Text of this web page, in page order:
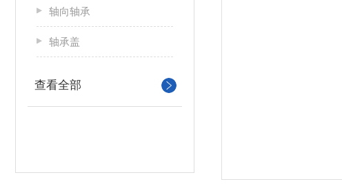
轴向轴承
轴承盖
查看全部